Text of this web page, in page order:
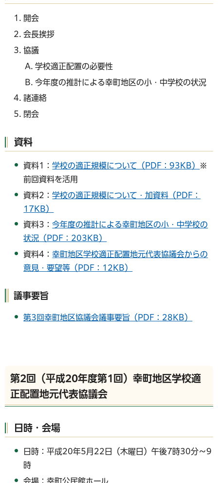
開会
会長挨拶
協議
学校適正配置の必要性
今年度の推計による幸町地区の小・中学校の状況
諸連絡
閉会
資料
資料1：学校の適正規模について（PDF：93KB）
※
前回資料を活用
資料2：学校の適正規模について・加資料（PDF：
17KB）
資料3：今年度の推計による幸町地区の小・中学校の
状況（PDF：203KB）
資料4：幸町地区学校適正配置地元代表協議会からの
意見・要望等（PDF：12KB）
議事要旨
第3回幸町地区協議会議事要旨（PDF：28KB）
第2回（平成20年度第1回）幸町地区学校適
正配置地元代表協議会
日時・会場
日時：平成20年5月22日（木曜日）午後7時30分～9
時
会場：幸町公民館ホール